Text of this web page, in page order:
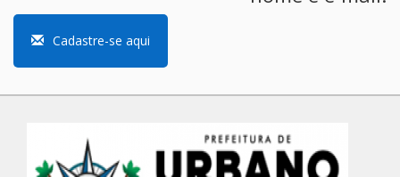
Cadastre-se aqui